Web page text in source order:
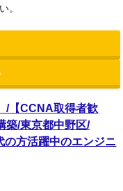
。
/【CCNA取得者歓
築/東京都中野区/
の方活躍中のエンジニ